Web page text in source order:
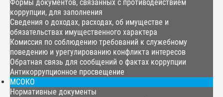
Формы документов, связанных с противодействием
коррупции, для заполнения
Сведения о доходах, расходах, об имуществе и
обязательствах имущественного характера
Комиссия по соблюдению требований к служебному
поведению и урегулированию конфликта интересов
Обратная связь для сообщений о фактах коррупции
Антикоррупционное просвещение
МСОКО
Нормативные документы